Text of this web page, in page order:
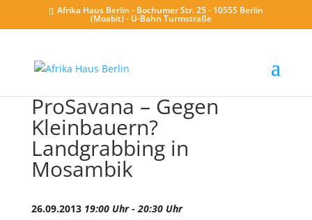
Afrika Haus Berlin - Bochumer Str. 25 - 10555 Berlin
(Moabit) - U-Bahn Turmstraße
ProSavana – Gegen
Kleinbauern?
Landgrabbing in
Mosambik
26.09.2013 19:00 Uhr - 20:30 Uhr